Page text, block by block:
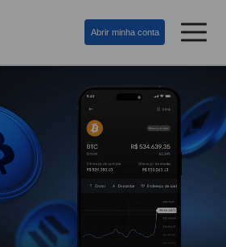
Abrir minha conta